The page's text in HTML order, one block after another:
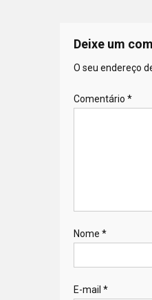
Deixe um
O seu endereço
Comentário *
Nome *
E-mail *